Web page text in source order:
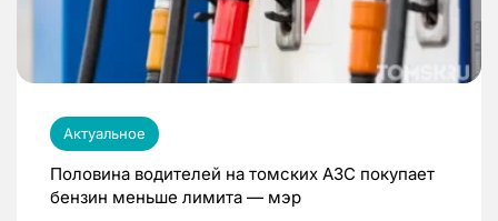
Актуальное
Половина водителей на томских АЗС покупает
бензин меньше лимита — мэр